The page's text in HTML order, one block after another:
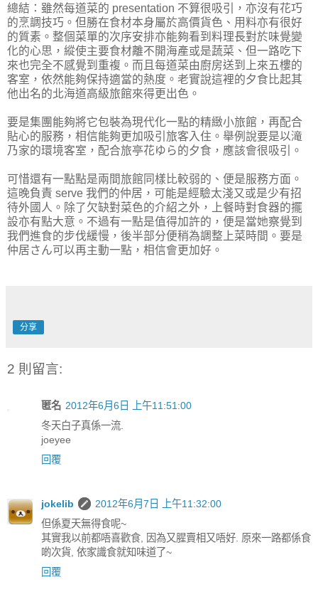
總結：雖然每道菜的 presentation 不算很吸引，亦沒有花巧
的烹調技巧。但勝在食材本身屬於高價貨色、用料亦有很好
的質素。整個菜單的次序安排亦能夠看到料理長對於味覺變
化的心思，縱使主要食材離不開海產或是蔬菜、但一路吃下
來也完全不感覺到重複。而且每道菜由廚房送到上來五樓的
客室，依然能夠保持適當的熱度。老實說這裡的夕食比起其
他出名的北海道高級旅館來得更出色。
要是集團能夠將它包裝為現代化一點的精緻小旅館，再配合
貼心的服務，相信能夠更加吸引旅客入住。舉例說要是以滝
乃家的環境客室，配合旅亭花ゆら的夕食，應該會很吸引。
可惜還有一點點是兩間旅館同樣比較弱的、便是服務方面。
這晚負責 serve 我們的仲居，可能是經驗太淺又或是少有招
待外國人。除了欠缺對菜色的介紹之外，上餐時對食器的擺
設亦有點大意。不過有一點是值得加許的，便是當她察覺到
我們進食的步伐緩慢，後半部分便稍為調整上菜時間。要是
仲居さん可以再主動一點，相信會更加好。
分享
2 則留言:
匿名 2012年6月6日 上午11:51:00
冬天白子真係一流.
joeyee
回覆
jokelib
2012年6月7日 上午11:32:00
但係夏天無得食呢~
其實我以前都唔喜歡食, 因為又腥賣相又唔好. 原來一路都係食
啲次貨, 依家識食就知味道了~
回覆